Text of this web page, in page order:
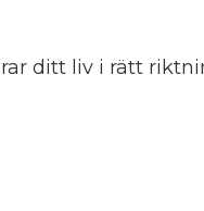
ditt liv i rätt